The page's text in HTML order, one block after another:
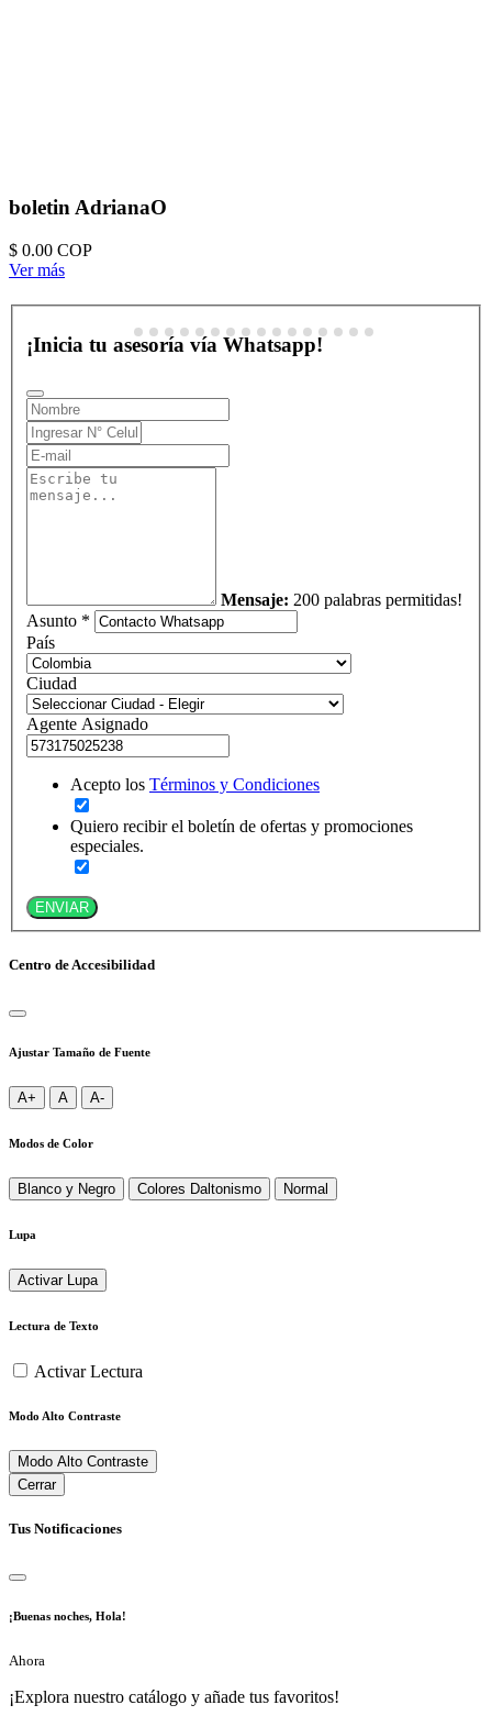
boletin AdrianaO
$ 0.00 COP
Ver más
¡Inicia tu asesoría vía Whatsapp!
Mensaje: 200 palabras permitidas!
Asunto *
País
Ciudad
Agente Asignado
Acepto los Términos y Condiciones
Quiero recibir el boletín de ofertas y promociones
especiales.
ENVIAR
Centro de Accesibilidad
Ajustar Tamaño de Fuente
A+ A A-
Modos de Color
Blanco y Negro Colores Daltonismo Normal
Lupa
Activar Lupa
Lectura de Texto
Activar Lectura
Modo Alto Contraste
Modo Alto Contraste
Cerrar
Tus Notificaciones
¡Buenas noches, Hola!
Ahora
¡Explora nuestro catálogo y añade tus favoritos!